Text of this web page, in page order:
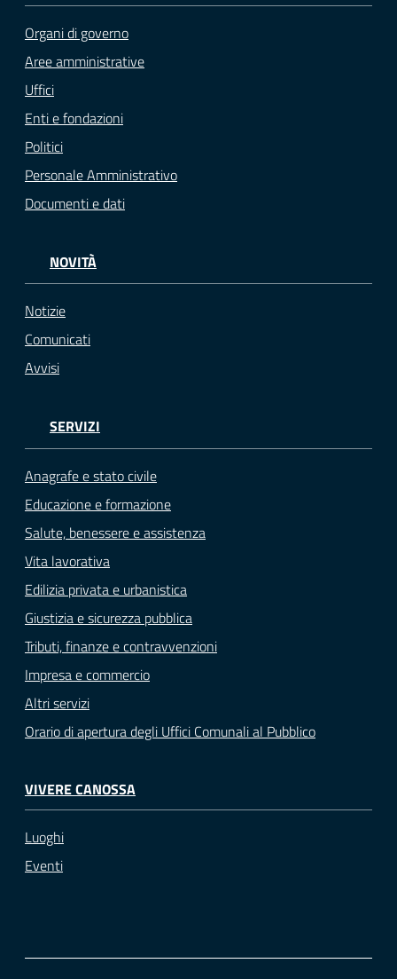
Organi di governo
Aree amministrative
Uffici
Enti e fondazioni
Politici
Personale Amministrativo
Documenti e dati
NOVITÀ
Notizie
Comunicati
Avvisi
SERVIZI
Anagrafe e stato civile
Educazione e formazione
Salute, benessere e assistenza
Vita lavorativa
Edilizia privata e urbanistica
Giustizia e sicurezza pubblica
Tributi, finanze e contravvenzioni
Impresa e commercio
Altri servizi
Orario di apertura degli Uffici Comunali al Pubblico
VIVERE CANOSSA
Luoghi
Eventi